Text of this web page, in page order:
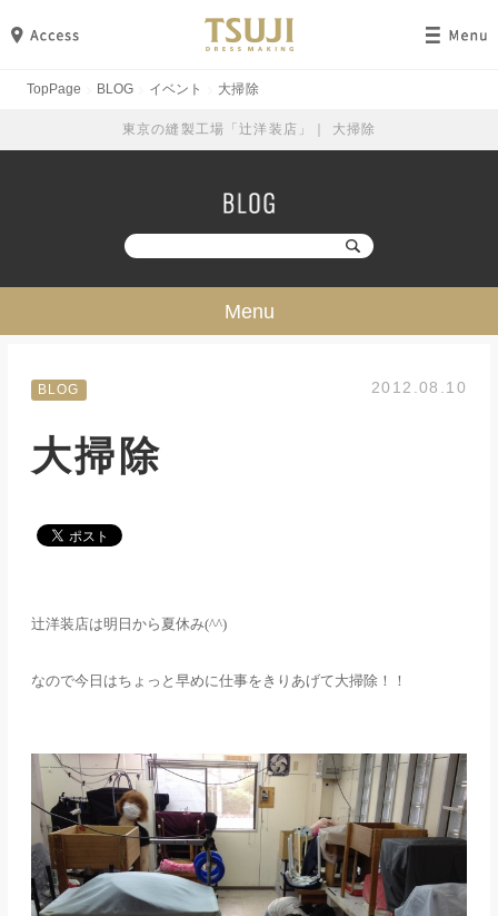
TopPage BLOG イベント 大掃除
東京の縫製工場「辻洋装店」｜ 大掃除
Menu
メゾンな日々
BLOG 2012.08.10
大掃除
辻洋装店は明日から夏休み(^^)
なので今日はちょっと早めに仕事をきりあげて大掃除！！